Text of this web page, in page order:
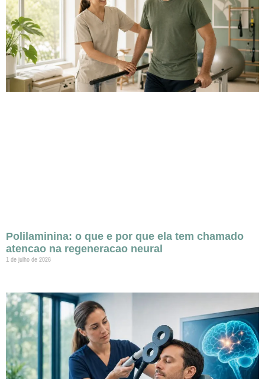
Polilaminina: o que e por que ela tem chamado
atencao na regeneracao neural
1 de julho de 2026